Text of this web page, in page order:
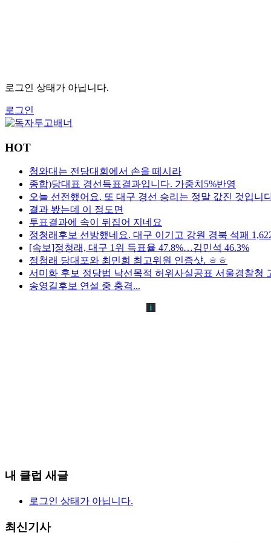
로그인 상태가 아닙니다.
로그인
HOT
청와대는 전당대회에서 손을 떼시라
종합)당대표 경선득표결과입니다. 가중치5%반영
오늘 선전했어요. 또 대구 경선 승리는 정말 값진 것입니
결과 봤는데 이 정도면
투표결과에 속이 뒤집어 지네요
정청래후보 선방했네요. 대구 이기고 강원 경북 석패
[속보]정청래, 대구 1위 득표율 47.8%…김민석 46.3%
정청래 당대포와 최민희 최고위원 인증샷. ㅎㅎ
서미화 후보 정당법 낙선목적 허위사실공표 서울경찰청
송영길후보 연설 중 충격...
내 클럽 새글
로그인 상태가 아닙니다.
최신기사